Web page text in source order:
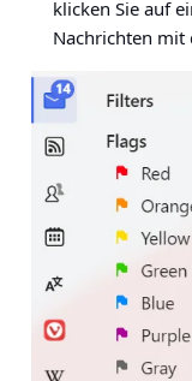
klicken Sie auf
Nachrichten mit